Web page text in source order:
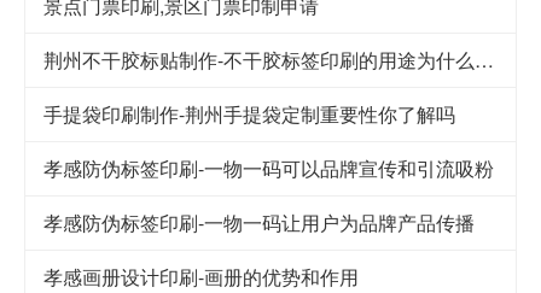
景点门票印刷,景区门票印制申请
荆州不干胶标贴制作-不干胶标签印刷的用途为什么这么广泛
手提袋印刷制作-荆州手提袋定制重要性你了解吗
孝感防伪标签印刷-一物一码可以品牌宣传和引流吸粉
孝感防伪标签印刷-一物一码让用户为品牌产品传播
孝感画册设计印刷-画册的优势和作用